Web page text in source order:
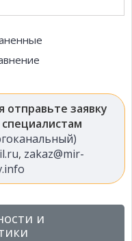
отправьте заявку
, zakaz@mir-
и